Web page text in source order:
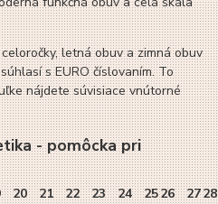
letná obuv a zimná obuv
s EURO číslovaním. To
nájdete súvisiace vnútorné
- pomôcka pri
20 21 22 23 24 2526 2728